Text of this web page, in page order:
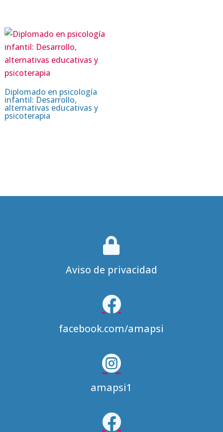
Diplomado en psicología
infantil: Desarrollo,
alternativas educativas y
psicoterapia

Aviso de privacidad

facebook.com/amapsi

amapsi1
